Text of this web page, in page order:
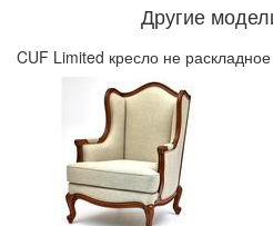
Другие
CUF Limited кресло не